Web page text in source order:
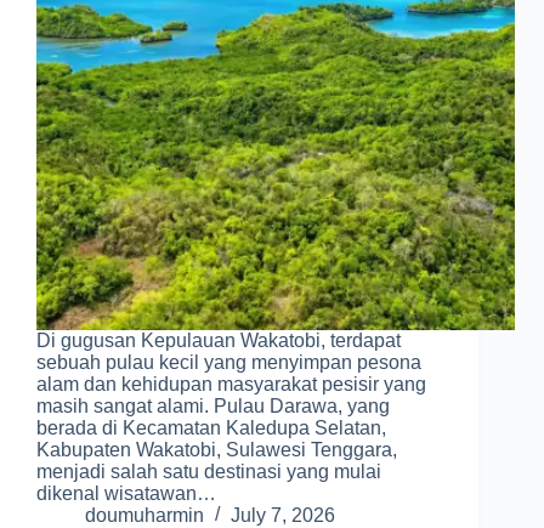
Di gugusan Kepulauan Wakatobi, terdapat
sebuah pulau kecil yang menyimpan pesona
alam dan kehidupan masyarakat pesisir yang
masih sangat alami. Pulau Darawa, yang
berada di Kecamatan Kaledupa Selatan,
Kabupaten Wakatobi, Sulawesi Tenggara,
menjadi salah satu destinasi yang mulai
dikenal wisatawan…
doumuharmin
July 7, 2026